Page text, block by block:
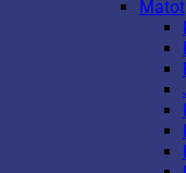
Matot